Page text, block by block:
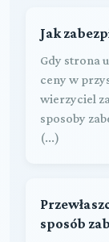
Jak
Gdy strona
ceny w
wierzyciel
sposoby
(...)
sposób